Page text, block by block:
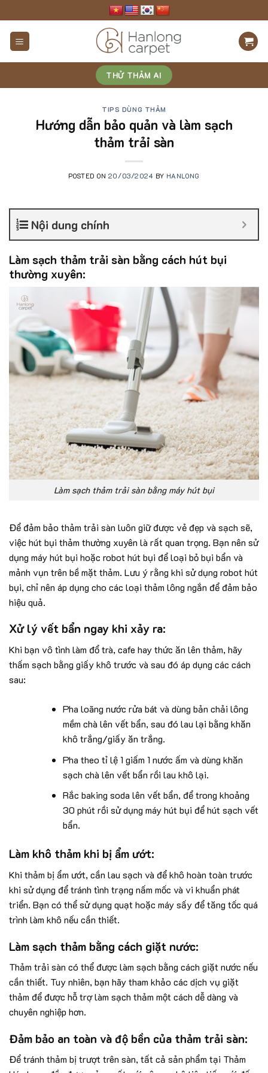
to
content
THỬ THẢM AI
TIPS DÙNG THẢM
Hướng dẫn bảo quản và làm sạch
thảm trải sàn
POSTED ON 20/03/2024 BY HANLONG
Nội dung chính
Làm sạch thảm trải sàn bằng cách hút bụi
thường xuyên:
Làm sạch thảm trải sàn bằng máy hút bụi
Để đảm bảo thảm trải sàn luôn giữ được vẻ đẹp và sạch sẽ,
việc hút bụi thảm thường xuyên là rất quan trọng. Bạn nên sử
dụng máy hút bụi hoặc robot hút bụi để loại bỏ bụi bẩn và
mảnh vụn trên bề mặt thảm. Lưu ý rằng khi sử dụng robot hút
bụi, chỉ nên áp dụng cho các loại thảm lông ngắn để đảm bảo
hiệu quả.
Xử lý vết bẩn ngay khi xảy ra:
Khi bạn vô tình làm đổ trà, cafe hay thức ăn lên thảm, hãy
thấm sạch bằng giấy khô trước và sau đó áp dụng các cách
sau:
Pha loãng nước rửa bát và dùng bản chải lông
mềm chà lên vết bẩn, sau đó lau lại bằng khăn
khô trắng/giấy ăn trắng.
Pha theo tỉ lệ 1 giấm 1 nước ấm và dùng khăn
sạch chà lên vết bẩn rồi lau khô lại.
Rắc baking soda lên vết bẩn, để trong khoảng
30 phút rồi sử dụng máy hút bụi để hút sạch vết
bẩn.
Làm khô thảm khi bị ẩm ướt:
Khi thảm bị ẩm ướt, cần lau sạch và để khô hoàn toàn trước
khi sử dụng để tránh tình trạng nấm mốc và vi khuẩn phát
triển. Bạn có thể sử dụng quạt hoặc máy sấy để tăng tốc quá
trình làm khô nếu cần thiết.
Làm sạch thảm bằng cách giặt nước:
Thảm trải sàn có thể được làm sạch bằng cách giặt nước nếu
cần thiết. Tuy nhiên, bạn hãy tham khảo các dịch vụ giặt
thảm để được hỗ trợ làm sạch thảm một cách dễ dàng và
chuyên nghiệp hơn.
Đảm bảo an toàn và độ bền của thảm trải sàn:
Để tránh thảm bị trượt trên sàn, tất cả sản phẩm tại Thảm